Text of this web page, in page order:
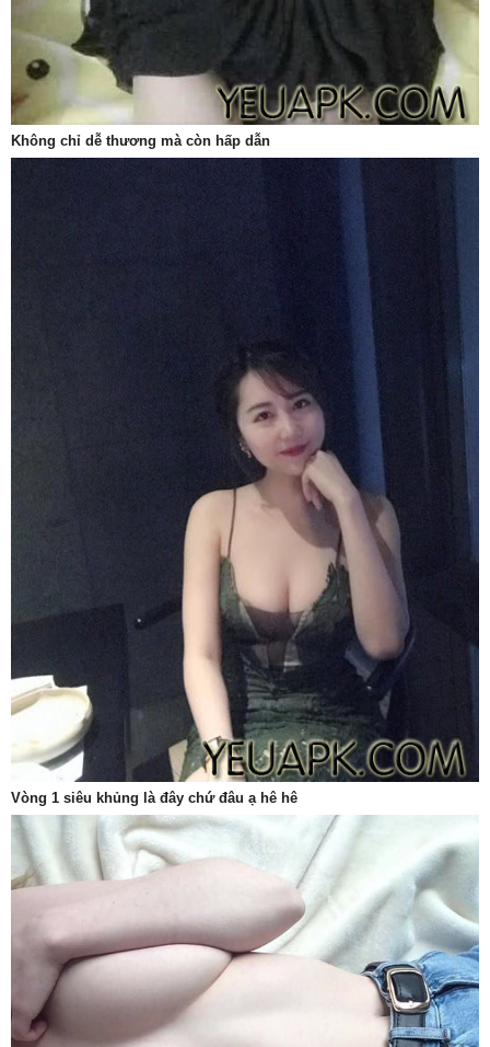
Không chỉ dễ thương mà còn hấp dẫn
Vòng 1 siêu khủng là đây chứ đâu ạ hê hê